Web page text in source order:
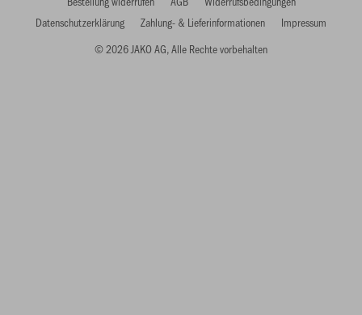
© 2026 JAKO AG, Alle Rechte vorbehalten
Datenschutzerklärung
Zahlung- & Lieferinformationen Impressum